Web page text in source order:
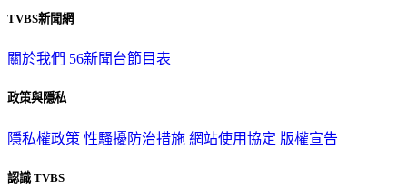
TVBS新聞網
關於我們 56新聞台節目表
政策與隱私
隱私權政策 性騷擾防治措施 網站使用協定 版權宣告
認識 TVBS